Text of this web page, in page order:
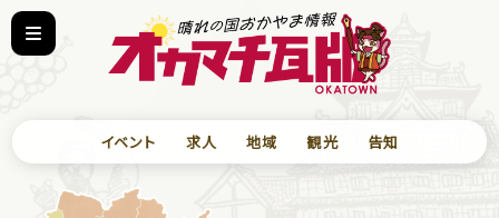
イベント 求人 地域 観光 告知